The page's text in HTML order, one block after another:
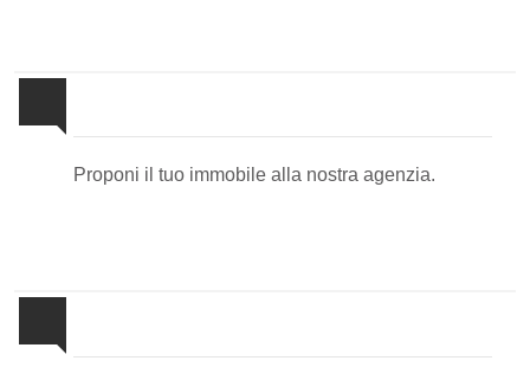
Proponi il tuo immobile alla nostra agenzia.